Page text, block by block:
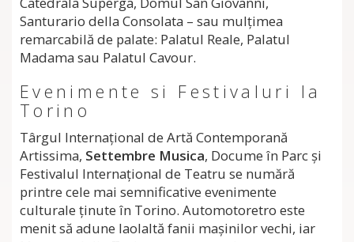
Santurario della Consolata – sau mulţimea
remarcabilă de palate: Palatul Reale, Palatul
Madama sau Palatul Cavour.
Evenimente si Festivaluri la
Torino
Târgul Internaţional de Artă Contemporană
Artissima, Settembre Musica, Docume în Parc şi
Festivalul Internaţional de Teatru se numără
printre cele mai semnificative evenimente
culturale ţinute în Torino. Automotoretro este
menit să adune laolaltă fanii maşinilor vechi, iar